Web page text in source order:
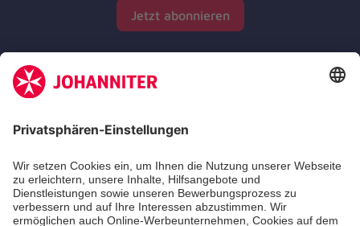
Jetzt abonnieren
Zertifizierung der Johanniter-Unfall-Hilfe e.V.
Die Johanniter GmbH führt das Spendenzertifikat
des Deutschen Spendenrats e.V.